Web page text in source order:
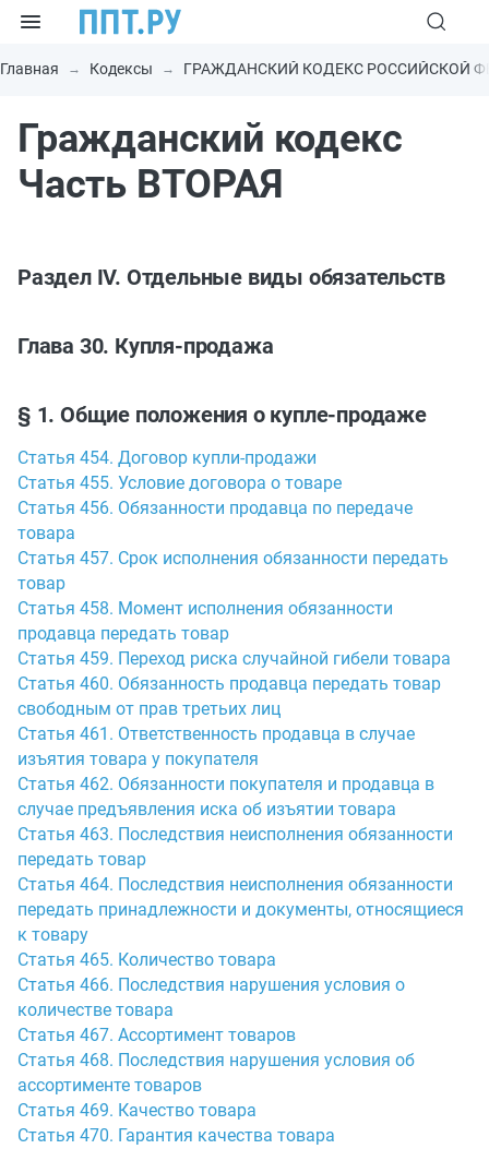
Главная Кодексы ГРАЖДАНСКИЙ КОДЕКС РОССИЙСКОЙ
Гражданский кодекс
Часть ВТОРАЯ
Раздел IV. Отдельные виды обязательств
Глава 30. Купля-продажа
§ 1. Общие положения о купле-продаже
Статья 454. Договор купли-продажи
Статья 455. Условие договора о товаре
Статья 456. Обязанности продавца по передаче
товара
Статья 457. Срок исполнения обязанности передать
товар
Статья 458. Момент исполнения обязанности
продавца передать товар
Статья 459. Переход риска случайной гибели товара
Статья 460. Обязанность продавца передать товар
свободным от прав третьих лиц
Статья 461. Ответственность продавца в случае
изъятия товара у покупателя
Статья 462. Обязанности покупателя и продавца в
случае предъявления иска об изъятии товара
Статья 463. Последствия неисполнения обязанности
передать товар
Статья 464. Последствия неисполнения обязанности
передать принадлежности и документы, относящиеся
к товару
Статья 465. Количество товара
Статья 466. Последствия нарушения условия о
количестве товара
Статья 467. Ассортимент товаров
Статья 468. Последствия нарушения условия об
ассортименте товаров
Статья 469. Качество товара
Статья 470. Гарантия качества товара